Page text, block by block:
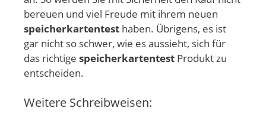
bereuen und viel Freude mit ihrem neuen
speicherkartentest haben. Übrigens, es ist
gar nicht so schwer, wie es aussieht, sich für
das richtige speicherkartentest Produkt zu
entscheiden.
Weitere Schreibweisen: